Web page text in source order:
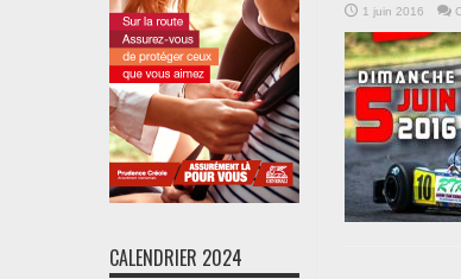
1 juin 2016
CALENDRIER 2024